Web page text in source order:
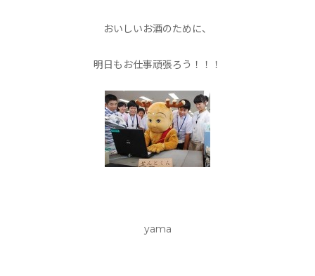
おいしいお酒のために、
明日もお仕事頑張ろう！！！
yama